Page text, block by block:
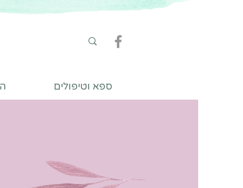
ספא וטיפולים